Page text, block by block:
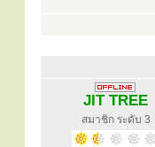
JIT TREE
สมาชิก ระดับ 3